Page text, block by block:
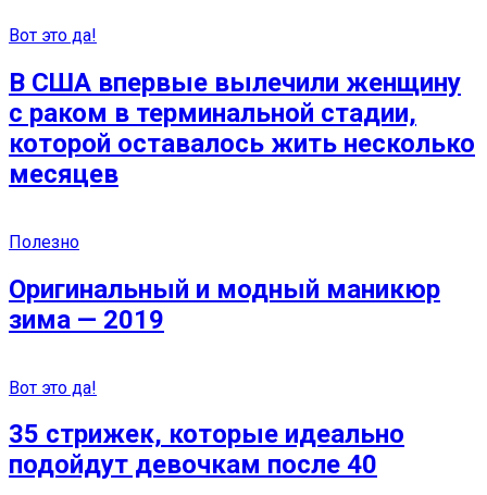
Вот это да!
В США впервые вылечили женщину
с раком в терминальной стадии,
которой оставалось жить несколько
месяцев
Полезно
Оригинальный и модный маникюр
зима — 2019
Вот это да!
35 стрижек, которые идеально
подойдут девочкам после 40